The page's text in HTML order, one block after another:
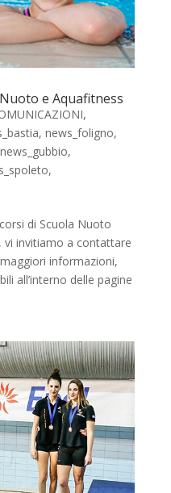
e Aquafitness
,
, news_foligno,
news_gubbio,
,
di Scuola Nuoto
vi invitiamo a contattare
informazioni,
all’interno delle pagine